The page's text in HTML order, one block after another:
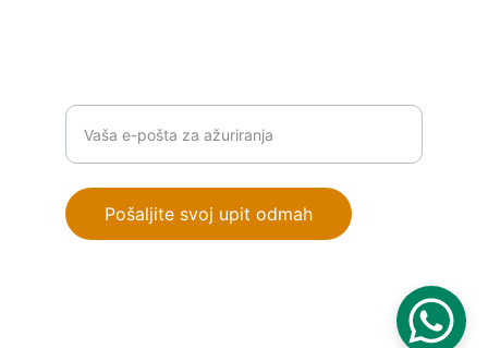
Pošaljite svoj upit odmah